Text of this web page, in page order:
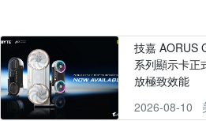
技嘉 AORUS
系列顯示卡正
放極致效能
2026-08-10